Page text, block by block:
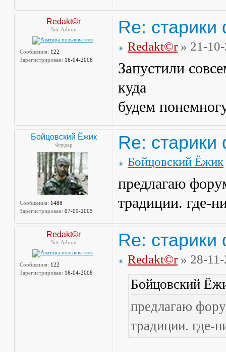
Redakt©r
Site Admin
Сообщения: 122
Зарегистрирован: 16-04-2008
Re:
Redakt©r» 21-
Запустили
куда
будем
Бойцовский Ёжик
Флудер
Сообщения: 1488
Зарегистрирован: 07-09-2005
Re:
Бойцовский Ёжик
предлагаю
традиции. где-
Redakt©r
Site Admin
Сообщения: 122
Зарегистрирован: 16-04-2008
Re:
Redakt©r» 28-11-
Бойцовский
предлагаю
традиции. где-